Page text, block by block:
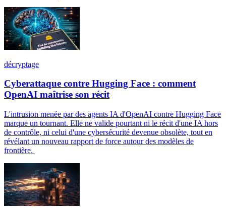
décryptage
Cyberattaque contre Hugging Face : comment
OpenAI maîtrise son récit
L'intrusion menée par des agents IA d'OpenAI contre Hugging Face
marque un tournant. Elle ne valide pourtant ni le récit d'une IA hors
de contrôle, ni celui d'une cybersécurité devenue obsolète, tout en
révélant un nouveau rapport de force autour des modèles de
frontière.